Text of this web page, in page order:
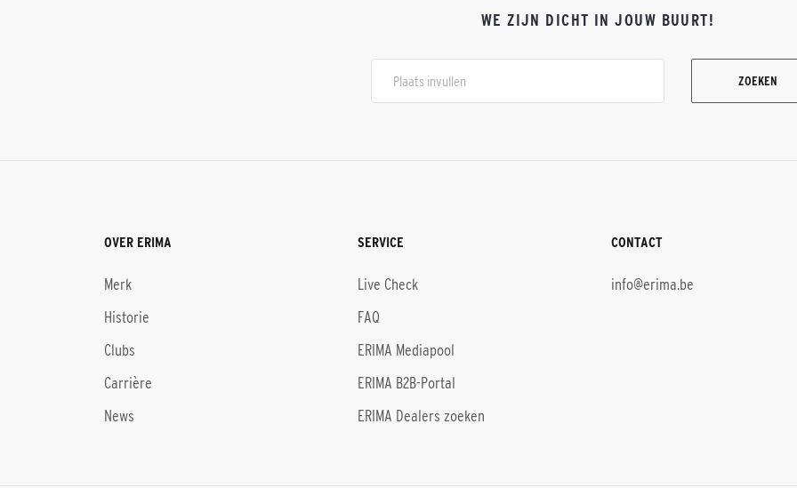
WE ZIJN DICHT IN JOUW BUURT!
ZOEKEN
OVER ERIMA
Merk
Historie
Clubs
Carrière
News
SERVICE
Live Check
FAQ
ERIMA Mediapool
ERIMA B2B-Portal
ERIMA Dealers zoeken
CONTACT
info@erima.be